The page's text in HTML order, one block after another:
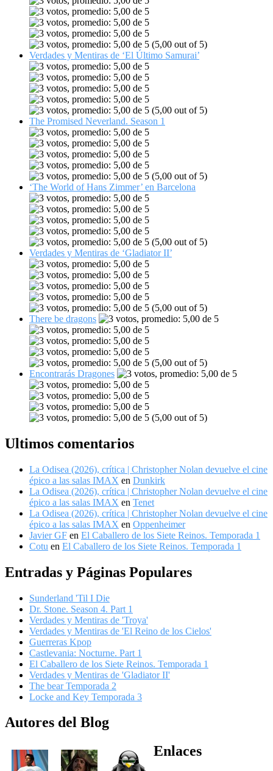
(5,00 out of 5)
Verdades y Mentiras de ‘El Último Samurai’
(5,00 out of 5)
The Promised Neverland. Season 1
(5,00 out of 5)
‘The World of Hans Zimmer’ en Barcelona
(5,00 out of 5)
Verdades y Mentiras de ‘Gladiator II’
(5,00 out of 5)
There be dragons
(5,00 out of 5)
Encontrarás Dragones
(5,00 out of 5)
Ultimos comentarios
La Odisea (2026), crítica | Christopher Nolan devuelve el cine
épico a las salas IMAX en Dunkirk
La Odisea (2026), crítica | Christopher Nolan devuelve el cine
épico a las salas IMAX en Tenet
La Odisea (2026), crítica | Christopher Nolan devuelve el cine
épico a las salas IMAX en Oppenheimer
Javier GF en El Caballero de los Siete Reinos. Temporada 1
Cotu en El Caballero de los Siete Reinos. Temporada 1
Entradas y Páginas Populares
Sunderland 'Til I Die
Dr. Stone. Season 4. Part 1
Verdades y Mentiras de 'Troya'
Verdades y Mentiras de 'El Reino de los Cielos'
Guerreras Kpop
Castlevania: Nocturne. Part 1
El Caballero de los Siete Reinos. Temporada 1
Verdades y Mentiras de 'Gladiator II'
The bear Temporada 2
Locke and Key Temporada 3
Autores del Blog
Enlaces